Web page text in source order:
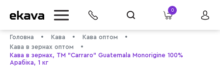
0
Головна Кава
Кава оптом
Кава в зернах оптом
Кава в зернах, ТМ "Carraro" Guatemala Monorigine 100%
Арабіка, 1 кг